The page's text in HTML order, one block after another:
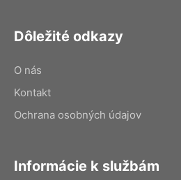
Dôležité odkazy
O nás
Kontakt
Ochrana osobných údajov
Informácie k službám